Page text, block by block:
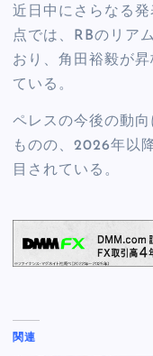
近日中にさらなる
点では、RBのリア
おり、角田裕毅が
ている。
ペレスの今後の動
ものの、2026年以
目されている。
関連